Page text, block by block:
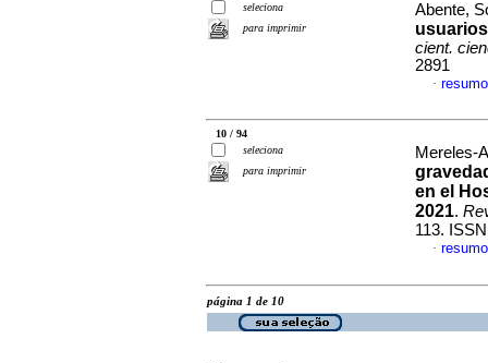
seleciona
para imprimir
Abente,
cient.
2891
·
10 / 94
seleciona
para imprimir
Mereles-
en el
2021.
113.
·
página 1 de 10